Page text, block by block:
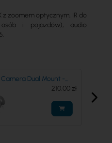
zoomem optycznym, IR do
i pojazdów), audio
Dual Mount -
DM-W
210,00 zł